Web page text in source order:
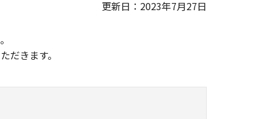
更新日：2023年7月27日
だきます。